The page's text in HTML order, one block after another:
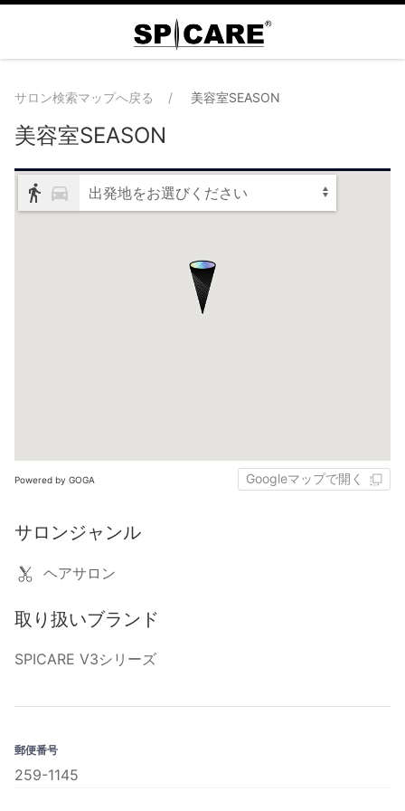
サロン検索マップへ戻る 美容室SEASON
美容室SEASON
出発地をお選びください
Powered by GOGA Googleマップで開く
サロンジャンル
ヘアサロン
取り扱いブランド
SPICARE V3シリーズ
郵便番号
259-1145